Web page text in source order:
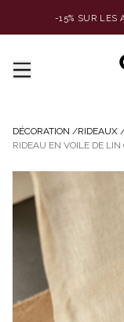
-15% SUR LES
DÉCORATION /RIDEAUX
RIDEAU EN VOILE DE